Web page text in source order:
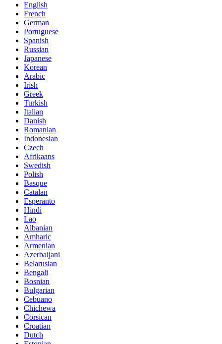
English
French
German
Portuguese
Spanish
Russian
Japanese
Korean
Arabic
Irish
Greek
Turkish
Italian
Danish
Romanian
Indonesian
Czech
Afrikaans
Swedish
Polish
Basque
Catalan
Esperanto
Hindi
Lao
Albanian
Amharic
Armenian
Azerbaijani
Belarusian
Bengali
Bosnian
Bulgarian
Cebuano
Chichewa
Corsican
Croatian
Dutch